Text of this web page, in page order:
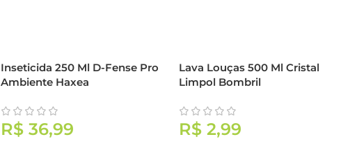
Inseticida 250 Ml D-Fense Pro
Ambiente Haxea
R$36,99
Lava Louças 500 Ml Cristal
Limpol Bombril
R$ 2,99